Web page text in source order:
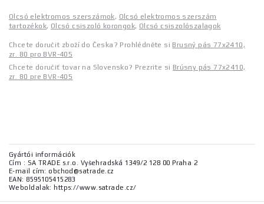
Olcsó elektromos szerszámok, Olcsó elektromos szerszám
tartozékok, Olcsó csiszoló korongok, Olcsó csiszolószalagok
Chcete doručit zboží do Česka? Prohlédněte si Brusný pás 77x2410,
zr. 80 pro BVR-405
Chcete doručiť tovar na Slovensko? Prezrite si Brúsny pás 77x2410,
zr. 80 pre BVR-405
Gyártói információk
Cím : SA TRADE s.r.o. Vyšehradská 1349/2 128 00 Praha 2
E-mail cím: obchod@satrade.cz
EAN: 8595105415283
Weboldalak: https://www.satrade.cz/